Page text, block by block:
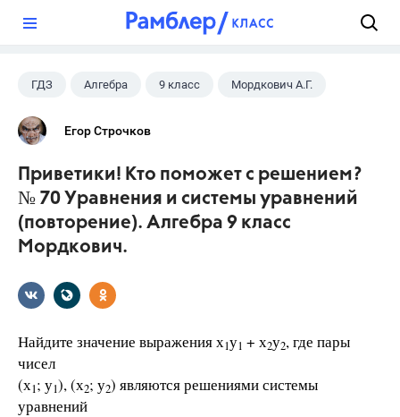
ГДЗ Алгебра 9 класс Мордкович А.Г.
Егор Строчков
Приветики! Кто поможет с решением?
№ 70 Уравнения и системы уравнений
(повторение). Алгебра 9 класс
Мордкович.
Найдите значение выражения х1у1 + х2у2, где пары
чисел
(х1; у1), (х2; у2) являются решениями системы
уравнений